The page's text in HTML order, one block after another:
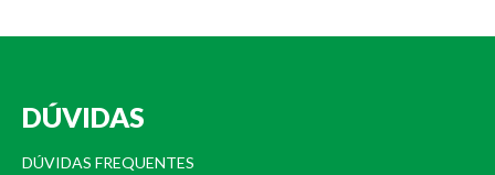
DÚVIDAS
DÚVIDAS FREQUENTES